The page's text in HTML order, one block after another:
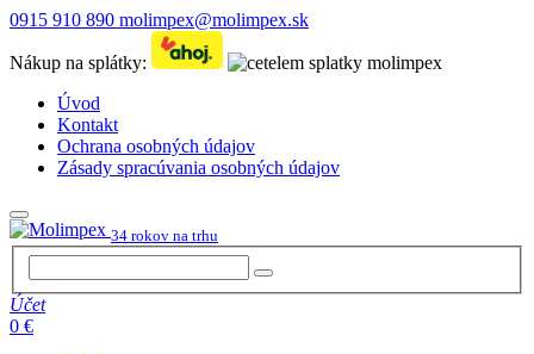
0915 910 890 molimpex@molimpex.sk
Nákup na splátky:
Úvod
Kontakt
Ochrana osobných údajov
Zásady spracúvania osobných údajov
34 rokov na trhu
Účet
0 €